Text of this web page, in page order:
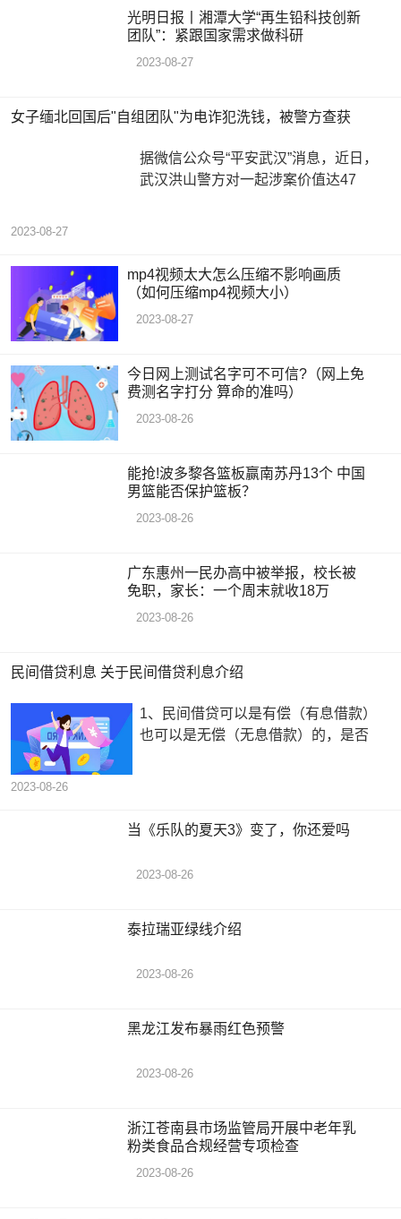
光明日报丨湘潭大学“再生铅科技创新
团队”：紧跟国家需求做科研
2023-08-27
女子缅北回国后"自组团队"为电诈犯洗钱，被警方查获
据微信公众号“平安武汉”消息，近日，
武汉洪山警方对一起涉案价值达47
2023-08-27
mp4视频太大怎么压缩不影响画质
（如何压缩mp4视频大小）
2023-08-27
今日网上测试名字可不可信?（网上免
费测名字打分 算命的准吗）
2023-08-26
能抢!波多黎各篮板赢南苏丹13个 中国
男篮能否保护篮板？
2023-08-26
广东惠州一民办高中被举报，校长被
免职，家长：一个周末就收18万
2023-08-26
民间借贷利息 关于民间借贷利息介绍
1、民间借贷可以是有偿（有息借款）
也可以是无偿（无息借款）的，是否
2023-08-26
当《乐队的夏天3》变了，你还爱吗
2023-08-26
泰拉瑞亚绿线介绍
2023-08-26
黑龙江发布暴雨红色预警
2023-08-26
浙江苍南县市场监管局开展中老年乳
粉类食品合规经营专项检查
2023-08-26